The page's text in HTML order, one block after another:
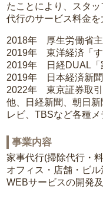
たことにより、スタ
代行のサービス料金を
2018年 厚生労働省主
2019年 東洋経済「す
2019年 日経DUAL「
2019年 日本経済新聞
2022年 東京証券取
他、日経新聞、朝日
レビ、TBSなど各種
事業内容
家事代行(掃除代行・
オフィス・店舗・ビル
WEBサービスの開発